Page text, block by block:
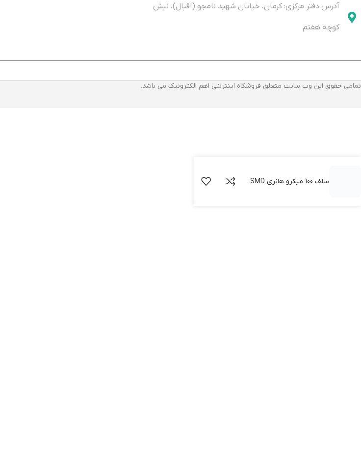
آدرس دفتر مرکزی: کرمان، خیابان شهید نامجو (اقبال)، نبش
کوچه هفتم
تمامی حقوق این وب سایت متعلق فروشگاه اینترنتی اهم الکترونیک می باشد.
سلف 100 میکرو هانری SMD